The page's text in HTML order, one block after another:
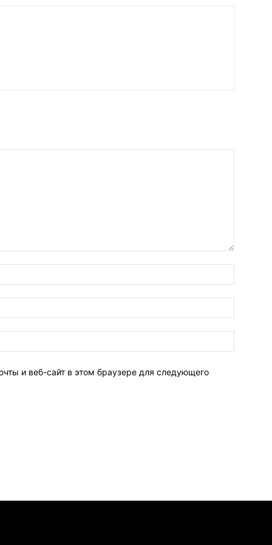
и веб-сайт в этом браузере для следующего